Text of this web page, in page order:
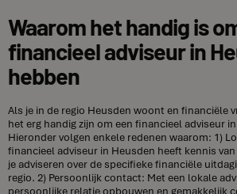
Waarom het handig is
financieel adviseur in
hebben
Als je in de regio Heusden woont en financiële
het erg handig zijn om een financieel adviseur
Hieronder volgen enkele redenen waarom: 1)
financieel adviseur in Heusden heeft kennis
je adviseren over de specifieke financiële
regio. 2) Persoonlijk contact: Met een lokale
persoonlijke relatie opbouwen en gemakkelijk